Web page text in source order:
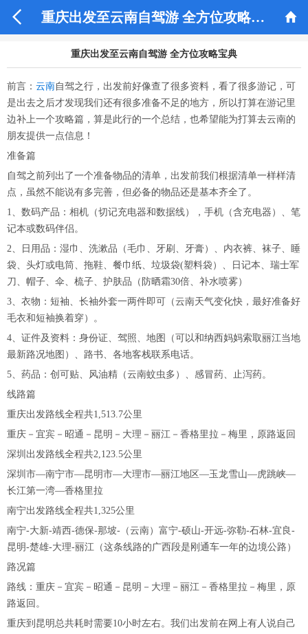
 重庆出发至云南自驾游 全方位攻略宝典 
重庆出发至云南自驾游 全方位攻略宝典
前言： 云南自驾之行，出发前好像查了很多资料，看了很多游记，可
是出去之后才发现我们还有很多准备不足的地方，所以打算在游记里
边补上一个攻略篇，算是此行的一个总结，也希望能为打算去云南的
朋友提供一点信息！
准备篇
自驾之前列出了一个准备物品的清单，出发前我们根据清单一样样清
点，虽然不能说有多完善，但必备的物品还是基本齐全了。
1、数码产品：相机（切记充电器和数据线），手机（含充电器）、笔
记本或数码伴侣。
2、日用品：湿巾、洗漱品（毛巾、牙刷、牙膏）、内衣裤、袜子、睡
袋、头灯或电筒、拖鞋、餐巾纸、垃圾袋(塑料袋）、日记本、瑞士军
刀、帽子、伞、梳子、护肤品（防晒霜30倍、补水喷雾）
3、衣物：短袖、长袖外套一两件即可（云南天气变化快，最好准备好
毛衣和短袖换着穿）。
4、证件及资料：身份证、驾照、地图（可以和纳西妈妈索取丽江当地
最新路况地图）、路书、各地客栈联系电话。
5、药品：创可贴、风油精（云南蚊虫多）、感冒药、止泻药。
线路篇
重庆出发路线全程共1,513.7公里
重庆－宜宾－昭通－昆明－大理－丽江－香格里拉－梅里，原路返回
深圳出发路线全程共2,123.5公里
深圳市—南宁市—昆明市—大理市—丽江地区—玉龙雪山—虎跳峡—
长江第一湾—香格里拉
南宁出发路线全程共1,325公里
南宁-大新-靖西-德保-那坡-（云南）富宁-硕山-开远-弥勒-石林-宜良-
昆明-楚雄-大理-丽江（这条线路的广西段是刚通车一年的边境公路）
路况篇
路线：重庆－宜宾－昭通－昆明－大理－丽江－香格里拉－梅里，原
路返回。
重庆到昆明总共耗时需要10小时左右。我们出发前在网上有人说自己